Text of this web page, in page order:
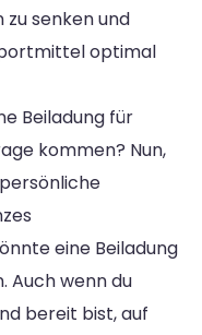
zu senken und
optimal
Beiladung für
kommen? Nun,
eine Beiladung
Auch wenn du
bereit bist, auf